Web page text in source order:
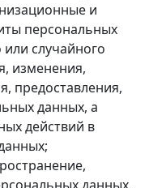
и
персональных
случайного
изменения,
предоставления,
данных, а
действий в